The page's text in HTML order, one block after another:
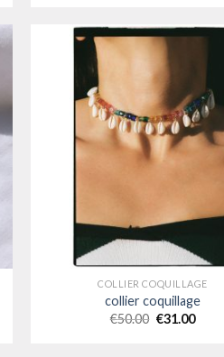
COLLIER COQUILLAGE
collier coquillage
€50.00 €31.00